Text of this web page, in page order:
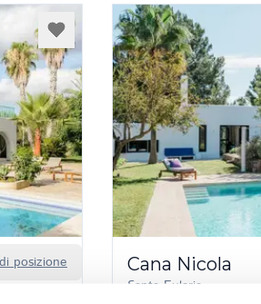
posizione Cana Nicola
Santa Eularia